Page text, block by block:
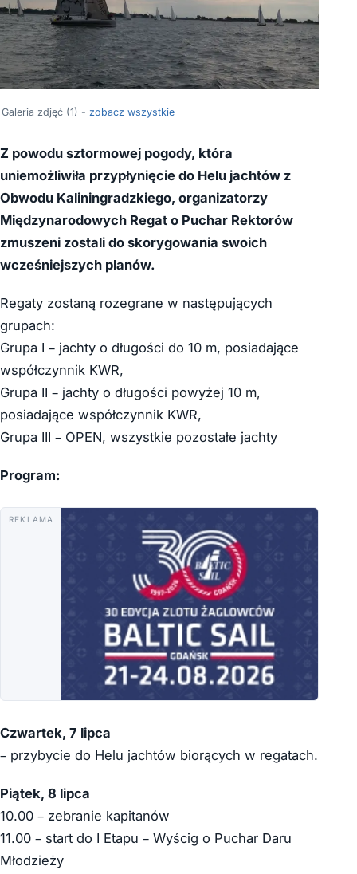
Galeria zdjęć (1) - zobacz wszystkie
Z powodu sztormowej pogody, która
uniemożliwiła przypłynięcie do Helu jachtów z
Obwodu Kaliningradzkiego, organizatorzy
Międzynarodowych Regat o Puchar Rektorów
zmuszeni zostali do skorygowania swoich
wcześniejszych planów.
Regaty zostaną rozegrane w następujących
grupach:
Grupa I – jachty o długości do 10 m, posiadające
współczynnik KWR,
Grupa II – jachty o długości powyżej 10 m,
posiadające współczynnik KWR,
Grupa III – OPEN, wszystkie pozostałe jachty
Program:
REKLAMA
Czwartek, 7 lipca
– przybycie do Helu jachtów biorących w regatach.
Piątek, 8 lipca
10.00 – zebranie kapitanów
11.00 – start do I Etapu – Wyścig o Puchar Daru
Młodzieży